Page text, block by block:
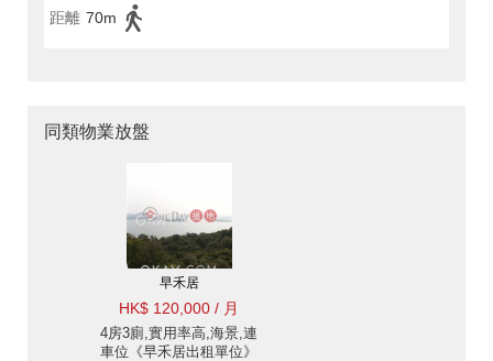
距離 70m
同類物業放盤
早禾居
HK$ 120,000 / 月
4房3廁,實用率高,海景,連
車位《早禾居出租單位》